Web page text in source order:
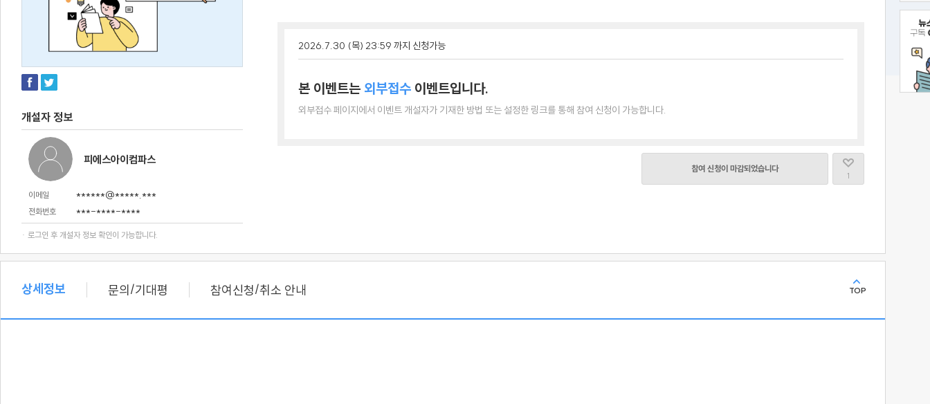
개설자 정보
피에스아이컴파스
이메일 ******@*****.***
전화번호 ***-****-****
· 로그인 후 개설자 정보 확인이 가능합니다.
2026.7.30 (목) 23:59 까지 신청가능
본 이벤트는 외부접수 이벤트입니다.
외부접수 페이지에서 이벤트 개설자가 기재한 방법 또는 설정한 링크를 통해 참여 신청이 가능합니다.
1
참여 신청이 마감되었습니다
상세정보 문의/기대평 참여신청/취소 안내 TOP